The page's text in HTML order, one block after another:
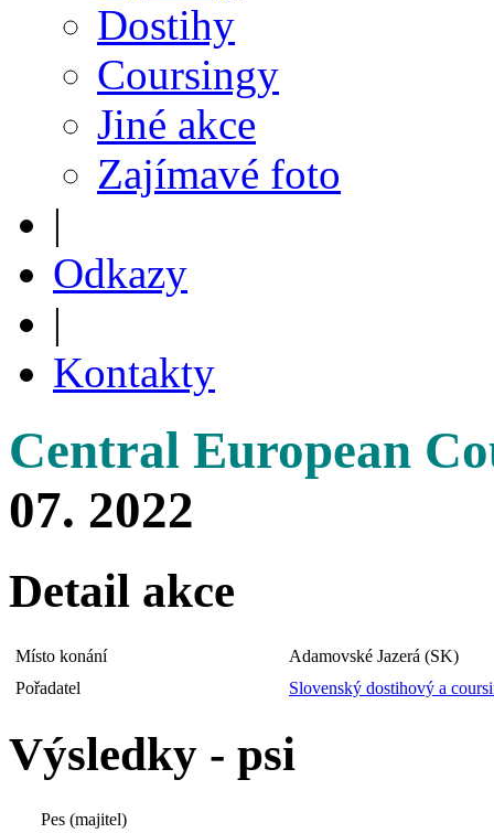
Dostihy
Coursingy
Jiné akce
Zajímavé foto
|
Odkazy
|
Kontakty
Central European
07. 2022
Detail akce
Místo konání
Adamovské Jazerá (SK)
Pořadatel
Slovenský dostihový a
Výsledky - psi
Pes (majitel)